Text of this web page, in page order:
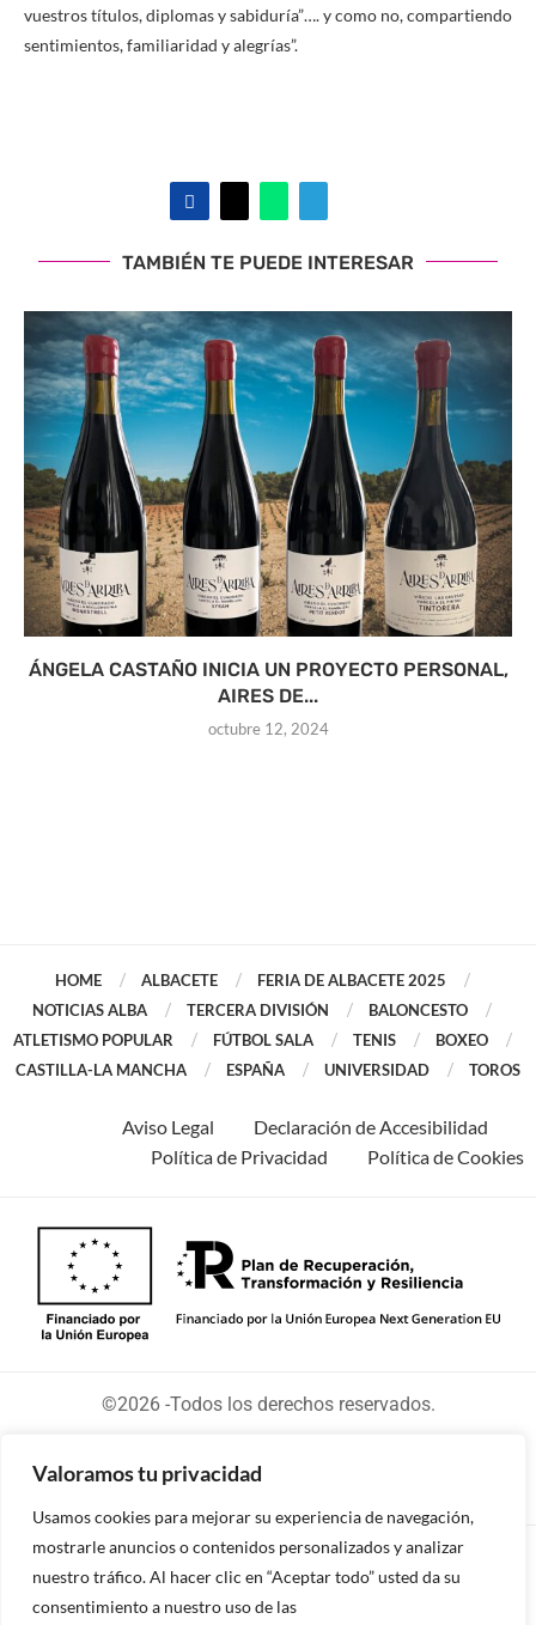
Valoramos tu privacidad
Usamos cookies para mejorar su experiencia de navegación,
mostrarle anuncios o contenidos personalizados y analizar
nuestro tráfico. Al hacer clic en “Aceptar todo” usted da su
consentimiento a nuestro uso de las
vuestros títulos, diplomas y sabiduría”…. y como no, compartiendo
sentimientos, familiaridad y alegrías”.
TAMBIÉN TE PUEDE INTERESAR
ÁNGELA CASTAÑO INICIA UN PROYECTO PERSONAL,
AIRES DE...
octubre 12, 2024
HOME ALBACETE
FERIA DE ALBACETE 2025
NOTICIAS ALBA
TERCERA DIVISIÓN
BALONCESTO
ATLETISMO POPULAR
FÚTBOL SALA TENIS
BOXEO
CASTILLA-LA MANCHA
ESPAÑA UNIVERSIDAD TOROS
Aviso Legal
Declaración de Accesibilidad
Política de Privacidad
Política de Cookies
©2026 -Todos los derechos reservados.
Diseñado y desarrollado por tu equipo Imedia
Comunicación